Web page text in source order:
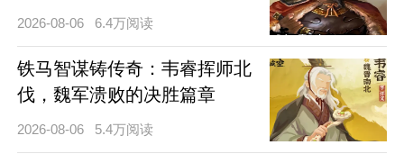
2026-08-06 6.4万阅读
铁马智谋铸传奇：韦睿挥师北
伐，魏军溃败的决胜篇章
2026-08-06 5.4万阅读